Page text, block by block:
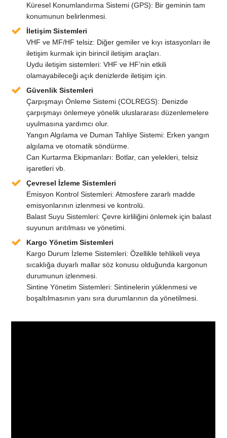
Küresel Konumlandırma Sistemi (GPS): Bir geminin tam
konumunun belirlenmesi.
İletişim Sistemleri
VHF ve MF/HF telsiz: Diğer gemiler ve kıyı istasyonları ile
iletişim kurmak için birincil iletişim araçları.
Uydu iletişim sistemleri: VHF ve HF’nin etkili
olamayabileceği açık denizlerde iletişim için.
Güvenlik Sistemleri
Çarpışmayı Önleme Sistemi (COLREGS): Denizde
çarpışmayı önlemeye yönelik uluslararası düzenlemelere
uyulmasına yardımcı olur.
Yangın Algılama ve Duman Tahliye Sistemi: Erken yangın
algılama ve otomatik söndürme.
Can Kurtarma Ekipmanları: Botlar, can yelekleri, telsiz
işaretleri vb.
Çevresel İzleme Sistemleri
Emisyon Kontrol Sistemleri: Atmosfere zararlı madde
emisyonlarının izlenmesi ve kontrolü.
Balast Suyu Sistemleri: Çevre kirliliğini önlemek için balast
suyunun arıtılması ve yönetimi.
Kargo Yönetim Sistemleri
Kargo Durum İzleme Sistemleri: Özellikle tehlikeli veya
sıcaklığa duyarlı mallar söz konusu olduğunda kargonun
durumunun izlenmesi.
Sintine Yönetim Sistemleri: Sintinelerin yüklenmesi ve
boşaltılmasının yanı sıra durumlarının da yönetilmesi.